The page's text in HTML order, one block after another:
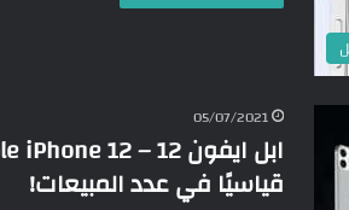
05/07/2021
قياسيًا في عدد المبيعات!